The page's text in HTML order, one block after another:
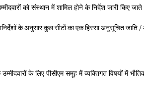
को संस्थान में शामिल होने के निर्देश जारी किए
के अनुसार कुल सीटों का एक हिस्सा अनुसूचित
के लिए पीसीएम समूह में व्यक्तिगत विषयों में